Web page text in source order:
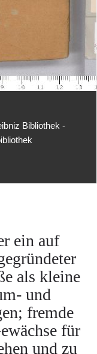
Bibliothek -
ein auf
als kleine
und
fremde
für
und zu